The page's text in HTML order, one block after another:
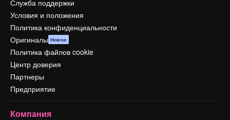
Служба поддержки
Условия и положения
Политика конфиденциальности
Оригиналы Новое
Политика файлов cookie
Центр доверия
Партнеры
Предприятие
Компания